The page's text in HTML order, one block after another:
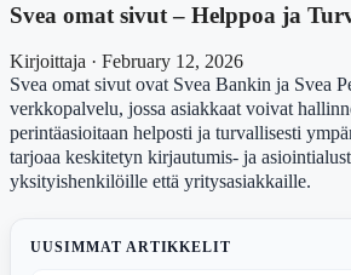
Svea omat sivut – Helppoa ja
Kirjoittaja · February 12, 2026
Svea omat sivut ovat Svea Bankin ja Svea
verkkopalvelu, jossa asiakkaat voivat
perintäasioitaan helposti ja turvallisesti
tarjoaa keskitetyn kirjautumis- ja
yksityishenkilöille että yritysasiakkaille.
UUSIMMAT ARTIKKELIT